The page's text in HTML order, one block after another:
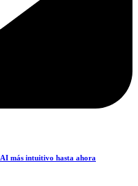
más intuitivo hasta ahora